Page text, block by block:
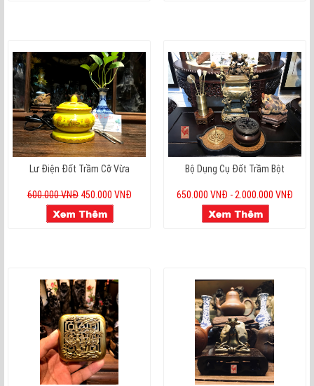
Lư Điện Đốt Trầm Cỡ Vừa
600.000 VNĐ 450.000 VNĐ
Bộ Dụng Cụ Đốt Trầm Bột
650.000 VNĐ - 2.000.000 VNĐ